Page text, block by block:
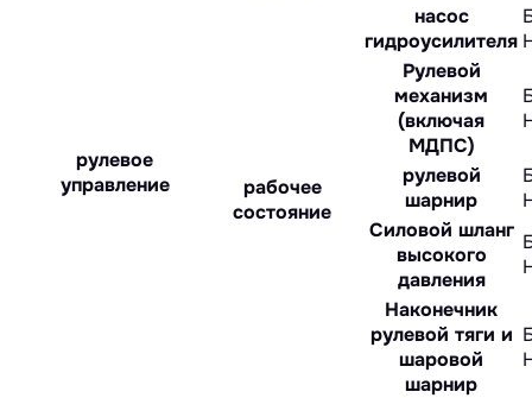
рулевое
управление
рабочее
состояние
насос
гидроусилителя
Рулевой
механизм
(включая
МДПС)
рулевой
шарнир
Силовой шланг
высокого
давления
Наконечник
рулевой тяги и
шаровой
шарнир